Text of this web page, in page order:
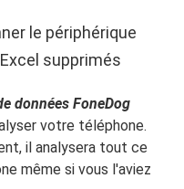
le périphérique
supprimés
données FoneDog
votre téléphone.
il analysera tout ce
même si vous l'aviez